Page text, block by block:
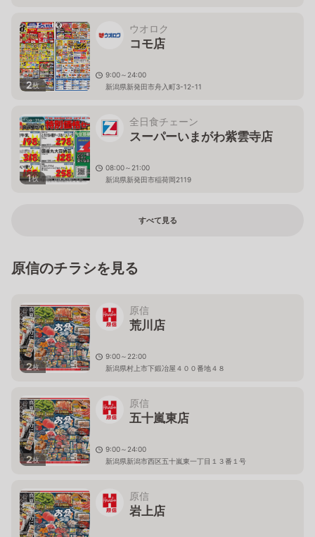
2枚
ウオロク
コモ店
9:00～24:00
新潟県新発田市舟入町3-12-11
1枚
全日食チェーン
スーパーいまがわ紫雲寺店
08:00～21:00
新潟県新発田市稲荷岡2119
すべて見る
原信のチラシを見る
2枚
原信
荒川店
9:00～22:00
新潟県村上市下鍛冶屋４００番地４８
2枚
原信
五十嵐東店
9:00～24:00
新潟県新潟市西区五十嵐東一丁目１３番１号
原信
岩上店